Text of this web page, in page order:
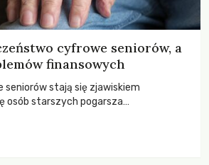
cyfrowe seniorów, a
finansowych
seniorów stają się zjawiskiem
osób starszych pogarsza